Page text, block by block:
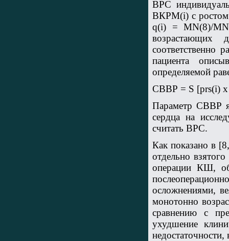
ВРС
ВКРМ(i) с ростом
q(i) = MN(8)/
возрастающих
пациента
определяемой
СВВР = S [prs(i)
Параметр СВВР
сердца на
считать ВРС.
Как показано в
отдельно
операции КШ,
осложнениями,
монотонно
сравнению с
ухудшение